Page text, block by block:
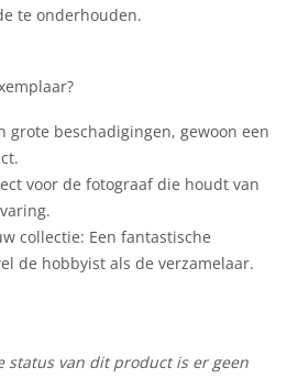
te onderhouden.
grote beschadigingen, gewoon een
voor de fotograaf die houdt van
collectie: Een fantastische
de hobbyist als de verzamelaar.
status van dit product is er geen